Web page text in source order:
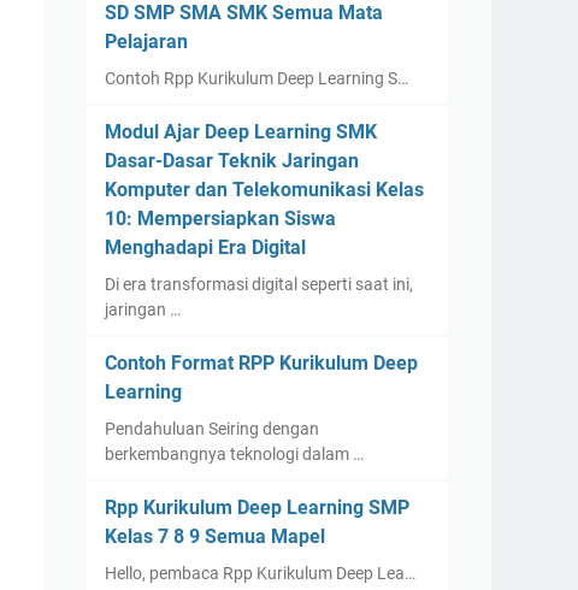
SD SMP SMA SMK Semua Mata
Pelajaran
Contoh Rpp Kurikulum Deep Learning S…
Modul Ajar Deep Learning SMK
Dasar-Dasar Teknik Jaringan
Komputer dan Telekomunikasi Kelas
10: Mempersiapkan Siswa
Menghadapi Era Digital
Di era transformasi digital seperti saat ini,
jaringan …
Contoh Format RPP Kurikulum Deep
Learning
Pendahuluan Seiring dengan
berkembangnya teknologi dalam …
Rpp Kurikulum Deep Learning SMP
Kelas 7 8 9 Semua Mapel
Hello, pembaca Rpp Kurikulum Deep Lea…